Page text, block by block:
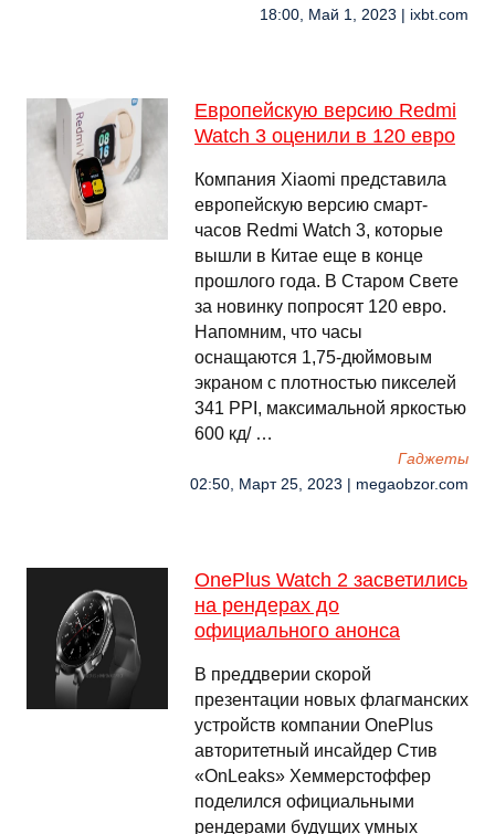
18:00, Май 1, 2023 | ixbt.com
Европейскую версию Redmi
Watch 3 оценили в 120 евро
Компания Xiaomi представила
европейскую версию смарт-
часов Redmi Watch 3, которые
вышли в Китае еще в конце
прошлого года. В Старом Свете
за новинку попросят 120 евро.
Напомним, что часы
оснащаются 1,75-дюймовым
экраном с плотностью пикселей
341 PPI, максимальной яркостью
600 кд/ …
Гаджеты
02:50, Март 25, 2023 | megaobzor.com
OnePlus Watch 2 засветились
на рендерах до
официального анонса
В преддверии скорой
презентации новых флагманских
устройств компании OnePlus
авторитетный инсайдер Стив
«OnLeaks» Хеммерстоффер
поделился официальными
рендерами будущих умных